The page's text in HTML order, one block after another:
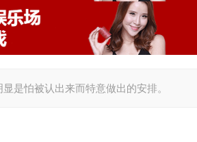
是怕被认出来而特意做出的安排。